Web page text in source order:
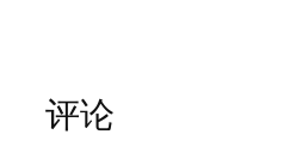
评论